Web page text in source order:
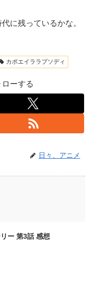
に残っているかな。
カポエイララプソディ
ーする
日々、アニメ
ー 第3話 感想